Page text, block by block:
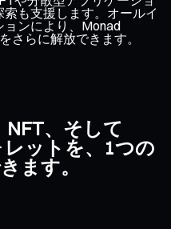
も支援します。オールイ
ョンにより、Monad
さらに解放できます。
、そして
ットを、1つの
ます。